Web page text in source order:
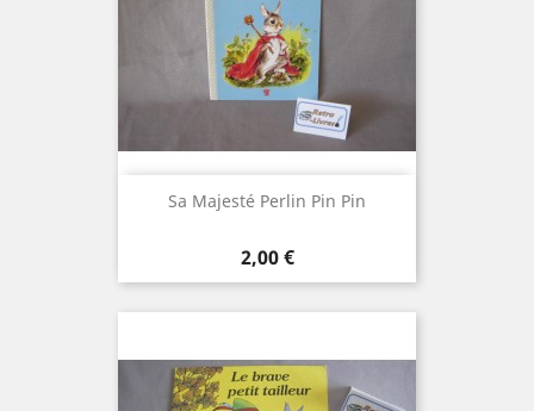
Sa Majesté Perlin Pin Pin
Prix
2,00 €